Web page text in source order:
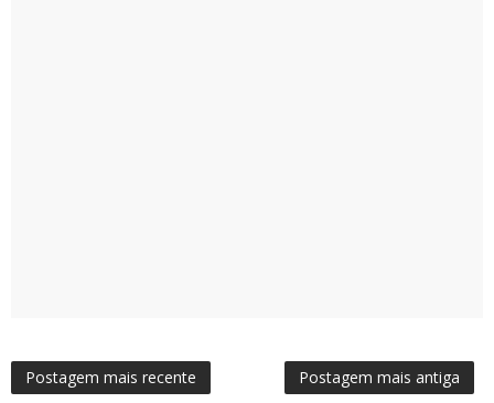
Postagem mais recente Postagem mais antiga